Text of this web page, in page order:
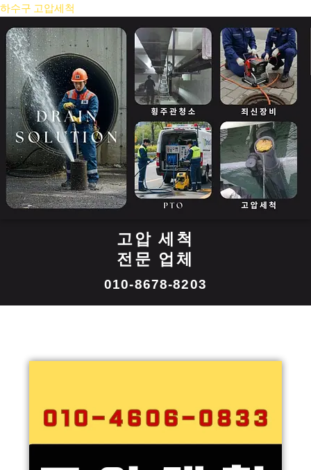
콘
츠
로
너
뛰
기
하수구 고압세척
고압 세척
전문 업체
010-8678-8203